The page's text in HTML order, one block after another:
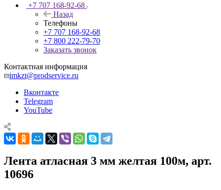
+7 707 168-92-68
Назад
Телефоны
+7 707 168-92-68
+7 800 222-79-70
Заказать звонок
Контактная информация
imkzt@prodservice.ru
Вконтакте
Telegram
YouTube
Лента атласная 3 мм желтая 100м, арт.
10696